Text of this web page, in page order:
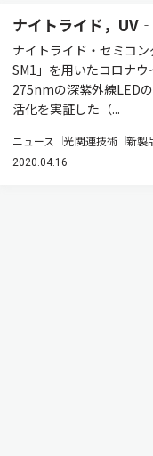
ナイトライド，
ナイトライド・セミコ
SM1」を用いたコロナ
275nmの深紫外線LED
活化を実証した（...
ニュース 光関連技術 新製
2020.04.16